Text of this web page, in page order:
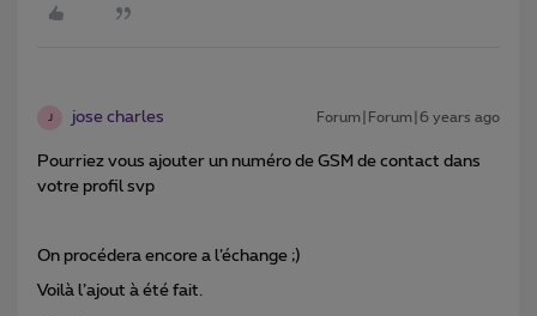
J jose charles Forum|Forum|6 years ago
Pourriez vous ajouter un numéro de GSM de contact dans
votre profil svp
On procédera encore a l’échange ;)
Voilà l’ajout à été fait.